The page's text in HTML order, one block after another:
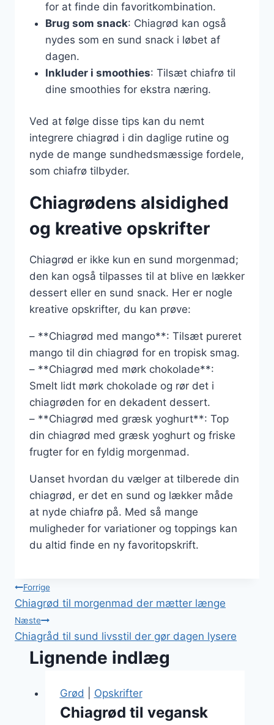
for at finde din favoritkombination.
Brug som snack: Chiagrød kan også
nydes som en sund snack i løbet af
dagen.
Inkluder i smoothies: Tilsæt chiafrø til
dine smoothies for ekstra næring.
Ved at følge disse tips kan du nemt
integrere chiagrød i din daglige rutine og
nyde de mange sundhedsmæssige fordele,
som chiafrø tilbyder.
Chiagrødens alsidighed
og kreative opskrifter
Chiagrød er ikke kun en sund morgenmad;
den kan også tilpasses til at blive en lækker
dessert eller en sund snack. Her er nogle
kreative opskrifter, du kan prøve:
– **Chiagrød med mango**: Tilsæt pureret
mango til din chiagrød for en tropisk smag.
– **Chiagrød med mørk chokolade**:
Smelt lidt mørk chokolade og rør det i
chiagrøden for en dekadent dessert.
– **Chiagrød med græsk yoghurt**: Top
din chiagrød med græsk yoghurt og friske
frugter for en fyldig morgenmad.
Uanset hvordan du vælger at tilberede din
chiagrød, er det en sund og lækker måde
at nyde chiafrø på. Med så mange
muligheder for variationer og toppings kan
du altid finde en ny favoritopskrift.
Indlægsnavigation
Forrige
Chiagrød til morgenmad der mætter længe
Næste
Chiagråd til sund livsstil der gør dagen lysere
Lignende indlæg
Grød Opskrifter
Chiagrød til vegansk